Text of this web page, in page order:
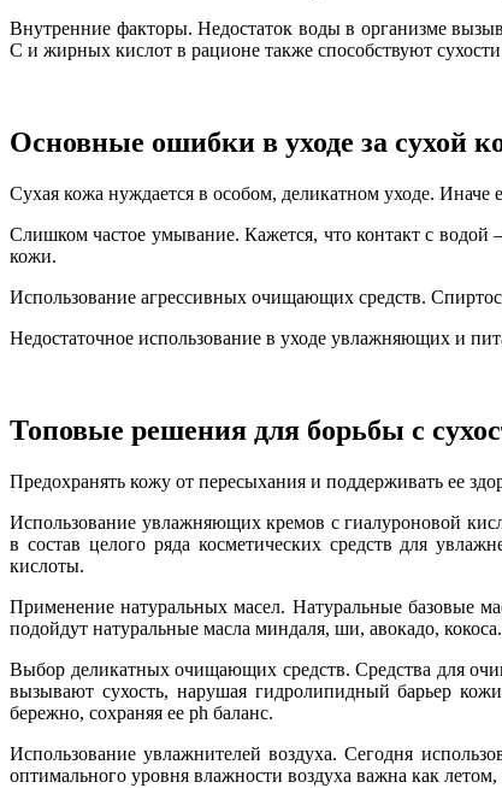
Внутренние факторы. Недостаток воды в организме
C и жирных кислот в рационе также способствуют
Основные ошибки в уходе за сухой
Сухая кожа нуждается в особом, деликатном уходе.
Слишком частое умывание. Кажется, что контакт с
кожи.
Использование агрессивных очищающих средств.
Недостаточное использование в уходе увлажняющих и
Топовые решения для борьбы с
Предохранять кожу от пересыхания и поддерживать ее
Использование увлажняющих кремов с гиалуроновой
в состав целого ряда косметических средств для
кислоты.
Применение натуральных масел. Натуральные базовые
подойдут натуральные масла миндаля, ши, авокадо,
Выбор деликатных очищающих средств. Средства для
вызывают сухость, нарушая гидролипидный барьер
бережно, сохраняя ее ph баланс.
Использование увлажнителей воздуха. Сегодня
оптимального уровня влажности воздуха важна как